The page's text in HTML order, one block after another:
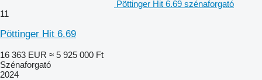
Pöttinger Hit 6.69 szénaforgató
11
Pöttinger Hit 6.69
16 363 EUR ≈ 5 925 000 Ft
Szénaforgató
2024